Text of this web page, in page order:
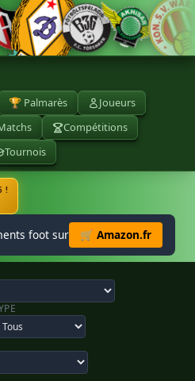
🏆 Palmarès
Joueurs
Compétitions
Tournois
!
foot sur 🛒 Amazon.fr